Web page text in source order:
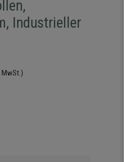
Industrieller
MwSt.)